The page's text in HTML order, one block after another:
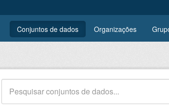
Conjuntos de dados Organizações